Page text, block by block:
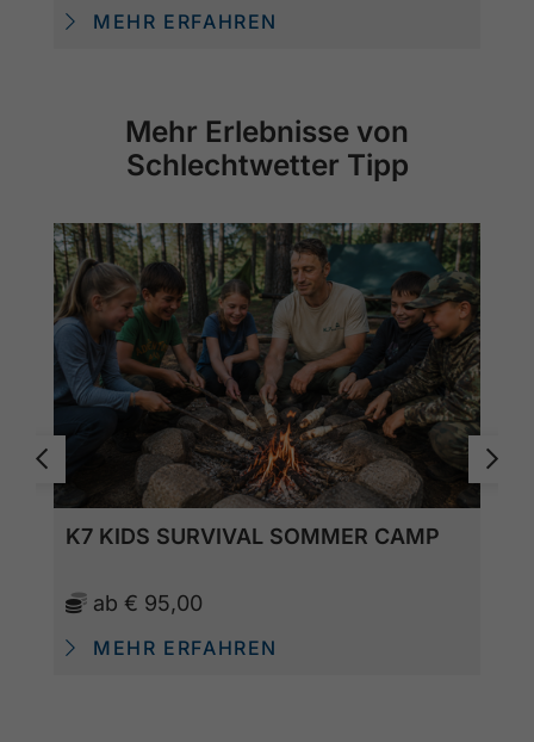
MEHR ERFAHREN
Mehr Erlebnisse von
Schlechtwetter Tipp
K7 KIDS SURVIVAL SOMMER CAMP
ab € 95,00
MEHR ERFAHREN